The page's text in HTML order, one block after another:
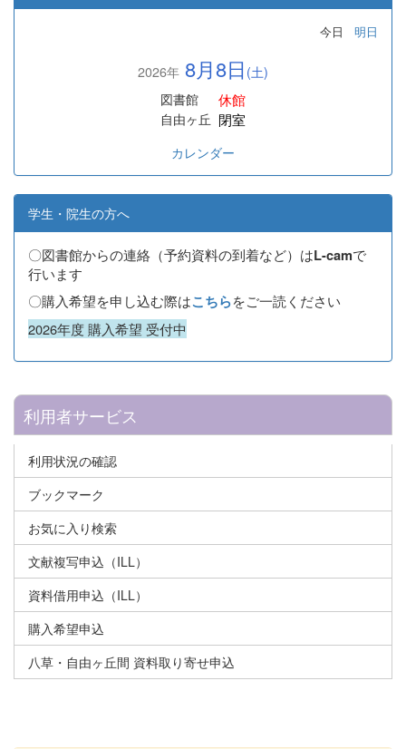
今日 明日
2026年 8月8日 (土)
図書館
休館
自由ヶ丘 閉室
カレンダー
学生・院生の方へ
〇図書館からの連絡（予約資料の到着など）はL-camで
行います
〇購入希望を申し込む際はこちらをご一読ください
2026年度 購入希望 受付中
利用者サービス
利用状況の確認
ブックマーク
お気に入り検索
文献複写申込（ILL）
資料借用申込（ILL）
購入希望申込
八草・自由ヶ丘間 資料取り寄せ申込